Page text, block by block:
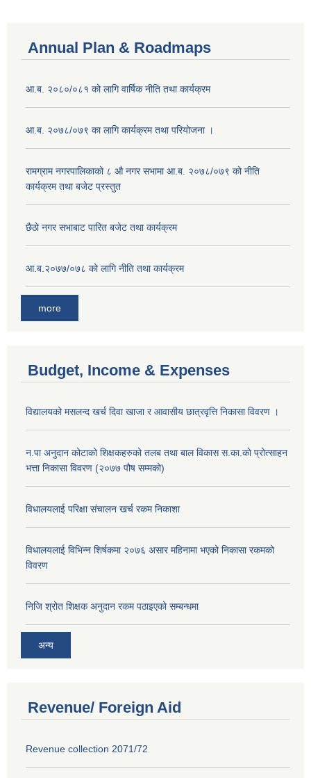
Annual Plan & Roadmaps
आ.ब. २०८०/०८१ को लागि वार्षिक नीति तथा कार्यक्रम
आ.ब. २०७८/०७९ का लागि कार्यक्रम तथा परियोजना ।
‍रामग्राम नगरपालिकाको ८ औ नगर सभामा आ‍.ब. २०७८/०७९ को नीति
कार्यक्रम तथा बजेट प्रस्तुत
छै‌ठाे नगर सभाबाट पारित बजेट तथा कार्यक्रम
आ.ब.२०७७/०७८ को लागि नीति तथा कार्यक्रम
more
Budget, Income & Expenses
विद्यालयको मसलन्द खर्च दिवा खाजा र आवासीय छात्रवृत्ति निकासा विवरण ।
न.पा अनुदान कोटाको शिक्षकहरुको तलब तथा बाल विकास स.का.काे प्रोत्साहन
भत्ता निकासा विवरण (२०७७ पौष सम्मको)
विधालयलाई परिक्षा स‌ंचालन खर्च रकम निकाशा
विधालयलाई विभिन्न शिर्षकमा २०७६ असार महिनामा भएको निकासा रकमको
विवरण
निजि श्रोत शिक्षक अनुदान रकम पठाइएको सम्बन्धमा
अन्य
Revenue/ Foreign Aid
Revenue collection 2071/72